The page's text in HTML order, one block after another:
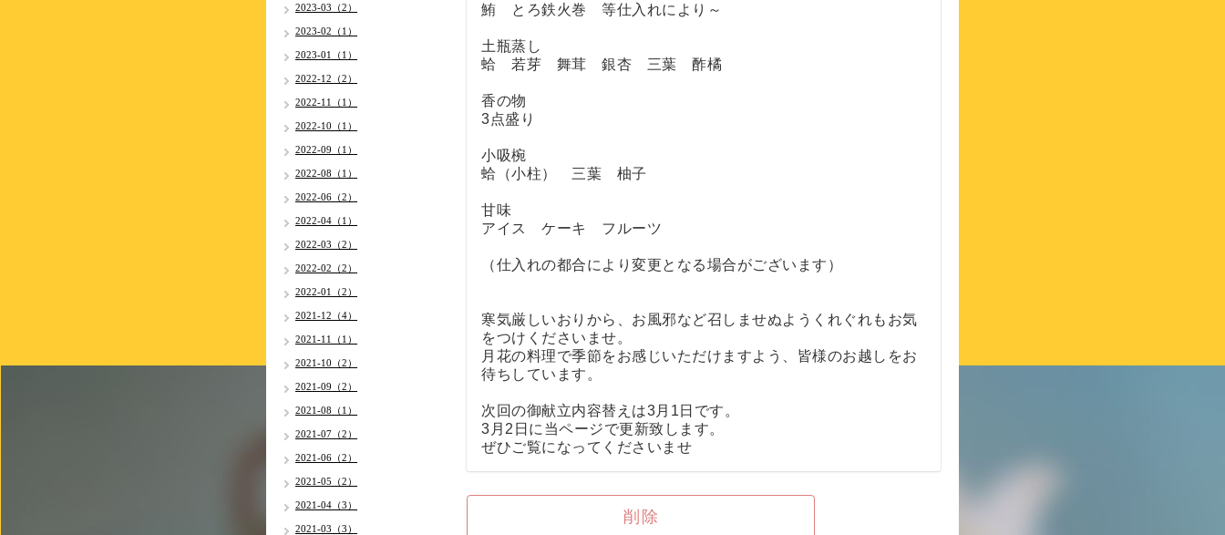
鮪 とろ鉄火巻 等仕入れにより～
土瓶蒸し
蛤 若芽 舞茸 銀杏 三葉 酢橘
香の物
3点盛り
小吸椀
蛤（小柱） 三葉 柚子
甘味
アイス ケーキ フルーツ
（仕入れの都合により変更となる場合がございます）
寒気厳しいおりから、お風邪など召しませぬようくれぐれもお気
をつけくださいませ。
月花の料理で季節をお感じいただけますよう、皆様のお越しをお
待ちしています。
次回の御献立内容替えは3月1日です。
3月2日に当ページで更新致します。
ぜひご覧になってくださいませ
削除
2023-03（2）
2023-02（1）
2023-01（1）
2022-12（2）
2022-11（1）
2022-10（1）
2022-09（1）
2022-08（1）
2022-06（2）
2022-04（1）
2022-03（2）
2022-02（2）
2022-01（2）
2021-12（4）
2021-11（1）
2021-10（2）
2021-09（2）
2021-08（1）
2021-07（2）
2021-06（2）
2021-05（2）
2021-04（3）
2021-03（3）